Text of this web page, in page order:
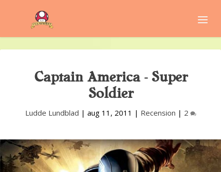
Captain America – Super
Soldier
Ludde Lundblad | aug 11, 2011 | Recension | 2